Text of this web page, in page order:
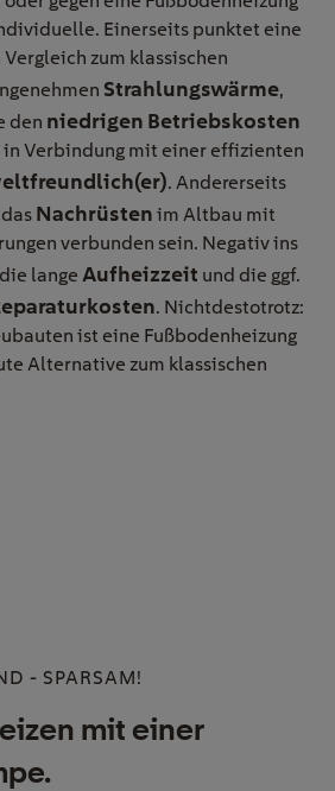
Einerseits punktet eine
zum klassischen
Strahlungswärme,
den niedrigen Betriebskosten
in Verbindung mit einer effizienten
. Andererseits
Nachrüsten im Altbau mit
verbunden sein. Negativ ins
lange Aufheizzeit und die ggf.
. Nichtdestotrotz:
ist eine Fußbodenheizung
Alternative zum klassischen
- SPARSAM!
mit einer